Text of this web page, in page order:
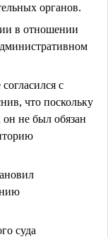
органов.
в отношении
с
что поскольку
не был обязан
суда